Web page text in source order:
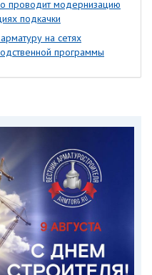
проводит модернизацию
подкачки
на сетях
программы